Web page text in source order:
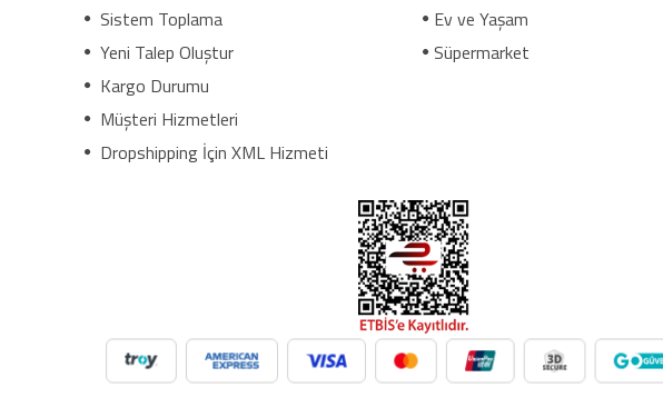
Sistem Toplama
Yeni Talep Oluştur
Kargo Durumu
Müşteri Hizmetleri
Dropshipping İçin XML Hizmeti
Ev ve Yaşam
Süpermarket